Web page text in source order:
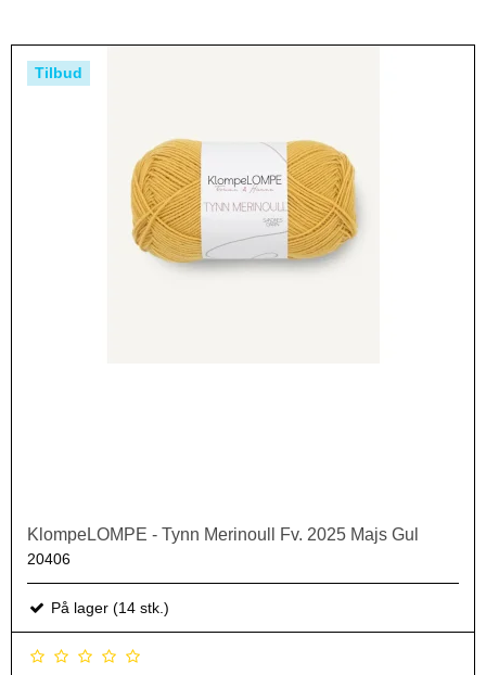
Tilbud
KlompeLOMPE - Tynn Merinoull Fv. 2025 Majs Gul
20406
På lager (14 stk.)